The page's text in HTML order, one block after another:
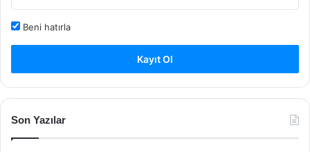
Beni hatırla
Kayıt Ol
Son Yazılar